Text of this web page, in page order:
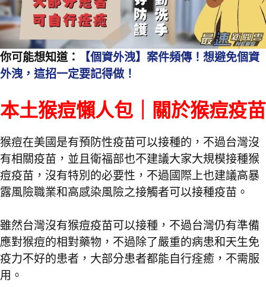
你可能想知道：
【個資外洩】案件頻傳！想避免個資
外洩，這招一定要記得做！
本土猴痘懶人包｜關於猴痘疫苗
猴痘在美國是有預防性疫苗可以接種的，不過台灣沒
有相關疫苗，並且衛福部也不建議大家大規模接種猴
痘疫苗，沒有特別的必要性，不過國際上也建議高暴
露風險職業和高感染風險之接觸者可以接種疫苗。
雖然台灣沒有猴痘疫苗可以接種，不過台灣仍有準備
應對猴痘的相對藥物，不過除了嚴重的病患和天生免
疫力不好的患者，大部分患者都能自行痊癒，不需服
用。